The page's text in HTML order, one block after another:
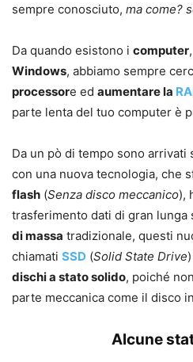
sempre conosciuto, ma come?
Da quando esistono i computer
Windows, abbiamo sempre
processore ed aumentare la
parte lenta del tuo computer è
Da un pò di tempo sono
con una nuova tecnologia, che
flash (Senza disco meccanico),
trasferimento dati di gran lunga
di massa tradizionale, questi
chiamati SSD (Solid State Drive
dischi a stato solido, poiché
parte meccanica come il disco
Alcune